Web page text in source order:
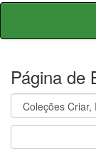
Skip
Página de